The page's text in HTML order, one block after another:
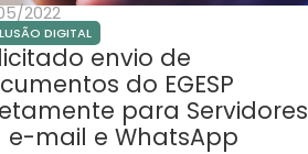
2022
DIGITAL
envio de
do EGESP
para Servidores
e-mail e WhatsApp